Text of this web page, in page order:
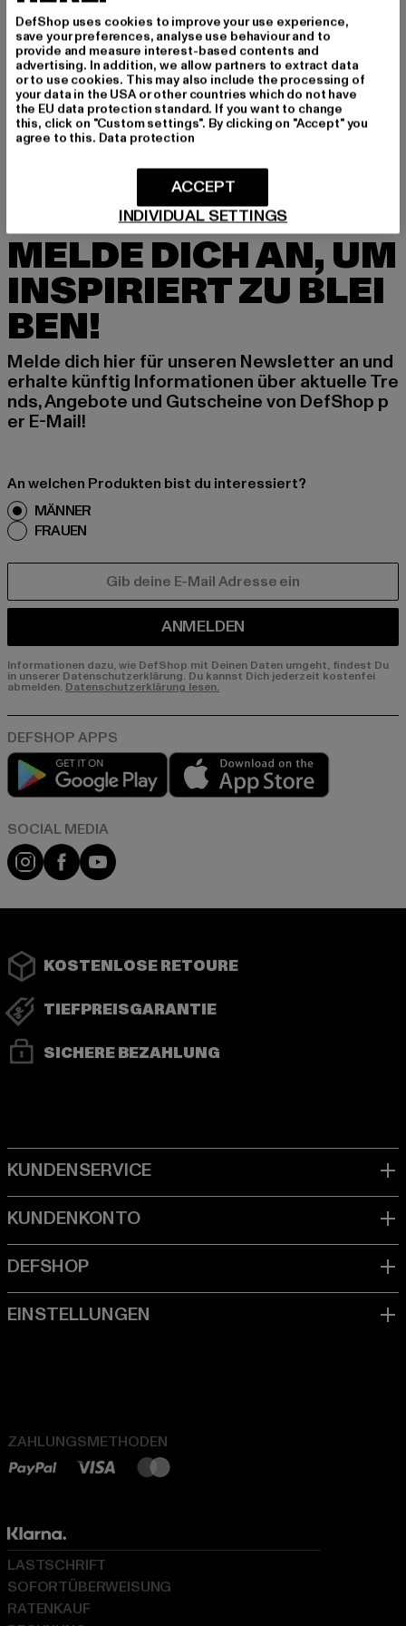
NICHT AUF LAGER
MELDE DICH AN, UM
INSPIRIERT ZU BLEI
BEN!
Melde dich hier für unseren Newsletter an und
erhalte künftig Informationen über aktuelle Tre
nds, Angebote und Gutscheine von DefShop p
er E-Mail!
An welchen Produkten bist du interessiert?
MÄNNER
FRAUEN
ANMELDEN
Informationen dazu, wie DefShop mit Deinen Daten umgeht, findest Du
in unserer Datenschutzerklärung. Du kannst Dich jederzeit kostenfei
abmelden. Datenschutzerklärung lesen.
Play market
Instagram
FacebookYouTube
KOSTENLOSE RETOURE
TIEFPREISGARANTIE
SICHERE BEZAHLUNG
ZAHLUNGSMETHODEN
LASTSCHRIFT
SOFORTÜBERWEISUNG
RATENKAUF
DefShop uses cookies to improve your use experience,
save your preferences, analyse use behaviour and to
provide and measure interest-based contents and
advertising. In addition, we allow partners to extract data
or to use cookies. This may also include the processing of
your data in the USA or other countries which do not have
the EU data protection standard. If you want to change
this, click on "Custom settings". By clicking on "Accept" you
agree to this. Data protection
INDIVIDUAL SETTINGS
ACCEPT